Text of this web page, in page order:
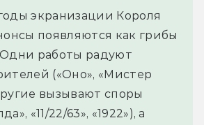
экранизации Короля
появляются как грибы
работы радуют
(«Оно», «Мистер
вызывают споры
«11/22/63», «1922»), а